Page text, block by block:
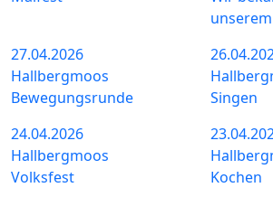
27.04.2026
Hallbergmoos
Bewegungsrunde
Singen
24.04.2026
Hallbergmoos
Volksfest
Kochen